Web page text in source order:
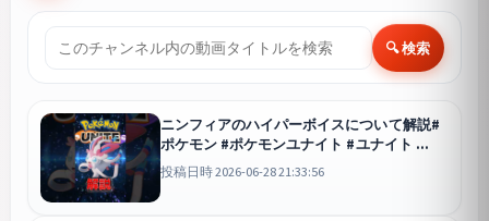
🔍 検索
ニンフィアのハイパーボイスについて解説#
ポケモン #ポケモンユナイト #ユナイト
ユナイト
投稿日時 2026-06-28 21:33:56